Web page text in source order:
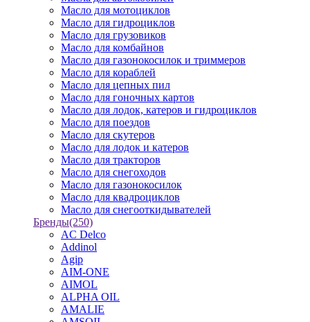
Масло для мотоциклов
Масло для гидроциклов
Масло для грузовиков
Масло для комбайнов
Масло для газонокосилок и триммеров
Масло для кораблей
Масло для цепных пил
Масло для гоночных картов
Масло для лодок, катеров и гидроциклов
Масло для поездов
Масло для скутеров
Масло для лодок и катеров
Масло для тракторов
Масло для снегоходов
Масло для газонокосилок
Масло для квадроциклов
Масло для снегооткидывателей
Бренды(250)
AC Delco
Addinol
Agip
AIM-ONE
AIMOL
ALPHA OIL
AMALIE